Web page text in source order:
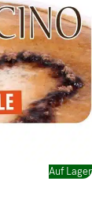
Auf Lager